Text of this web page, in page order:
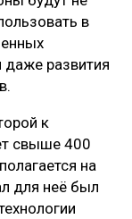
в
даже развития
к
свыше 400
на
для неё был